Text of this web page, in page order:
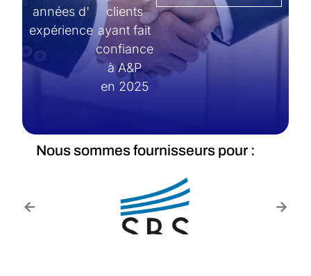
années d'
expérience
clients
ayant fait
confiance
à A&P
en 2025
Nous sommes fournisseurs pour :